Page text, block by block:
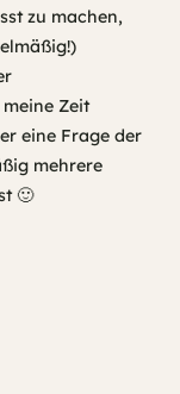
zu machen,
Zeit
eine Frage der
mehrere
🙂